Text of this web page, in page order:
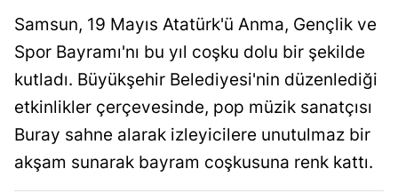
Samsun, 19 Mayıs Atatürk'ü Anma, Gençlik ve
Spor Bayramı'nı bu yıl coşku dolu bir şekilde
kutladı. Büyükşehir Belediyesi'nin düzenlediği
etkinlikler çerçevesinde, pop müzik sanatçısı
Buray sahne alarak izleyicilere unutulmaz bir
akşam sunarak bayram coşkusuna renk kattı.